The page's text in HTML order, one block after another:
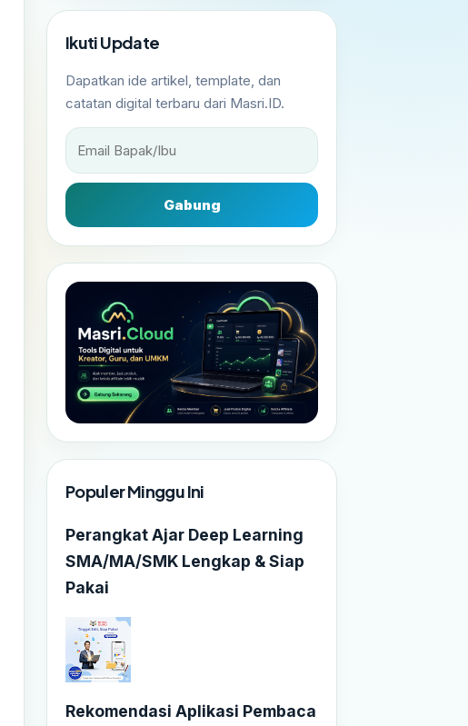
Ikuti Update
Dapatkan ide artikel, template, dan
catatan digital terbaru dari Masri.ID.
Gabung
Populer Minggu Ini
Perangkat Ajar Deep Learning
SMA/MA/SMK Lengkap & Siap
Pakai
Rekomendasi Aplikasi Pembaca